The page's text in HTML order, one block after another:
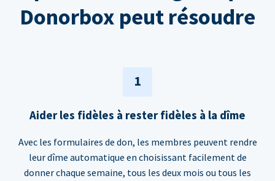
Donorbox peut résoudre
1
Aider les fidèles à rester fidèles à la dîme
Avec les formulaires de don, les membres peuvent rendre
leur dîme automatique en choisissant facilement de
donner chaque semaine, tous les deux mois ou tous les